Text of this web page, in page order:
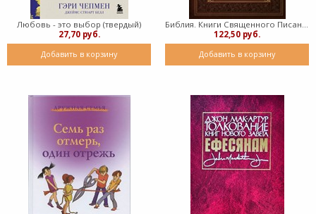
Любовь - это выбор (твердый)
27,70 руб.
Добавить в корзину
Библия. Книги Священного Писания Ветхого и Нового Завета (твердый)
122,50 руб.
Добавить в корзину